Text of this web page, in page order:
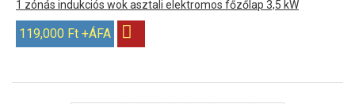
1 zónás indukciós wok asztali elektromos főzőlap 3,5 kW
119,000 Ft +ÁFA